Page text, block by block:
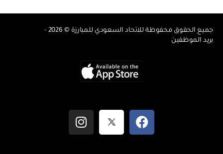
جميع الحقوق محفوظة للاتحاد السعودي للمبارزة © 2026 -
بريد الموظفين